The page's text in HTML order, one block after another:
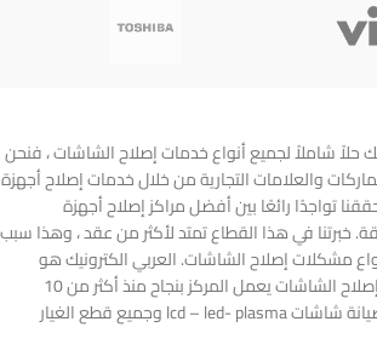
حلاً شاملاً لجميع أنواع خدمات إصلاح الشاشات ، فنحن
والعلامات التجارية من خلال خدمات إصلاح أجهزة
تواجدًا رائعًا بين أفضل مراكز إصلاح أجهزة
خبرتنا في هذا القطاع تمتد لأكثر من عقد ، وهذا سبب
مشكلات إصلاح الشاشات. العربي الكترونيك هو
مركزمتخصص في خدمة إصلاح الشاشات يعمل المركز بنجاح منذ أكثر من 10
سنوات في مجال إصلاح صيانة شاشات lcd – led- plasma وجميع قطع الغيار